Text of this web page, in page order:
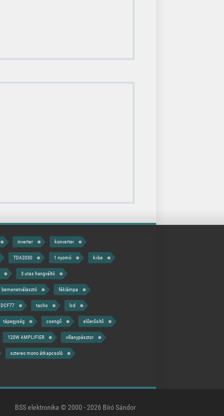
inverter konverter
TDA2030 1 nyomó ki-be
3 utas hangváltó
bemenetválasztó féklámpa
DCF77 tacho lcd
tápegység csengő előerősítő
120W AMPLIFIER villanypásztor
sztereo mono átkapcsoló
BSS elektronika © 2000 - 2026 Bíró Sándor